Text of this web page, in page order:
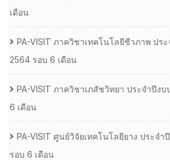
เดือน
PA-VISIT ภาควิชาเทคโนโลยีชีวภาพ ปร
2564 รอบ 6 เดือน
PA-VISIT ภาควิชาเภสัชวิทยา ประจำปีง
6 เดือน
PA-VISIT ศูนย์วิจัยเทคโนโลยียาง ประจ
รอบ 6 เดือน